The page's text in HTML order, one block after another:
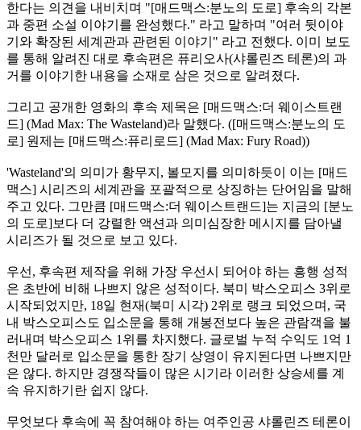
한다는 의견을 내비치며 "[매드맥스:분노의 도로] 후속의 각본
과 중편 소설 이야기를 완성했다." 라고 말하며 "여러 뒷이야
기와 확장된 세계관과 관련된 이야기" 라고 전했다. 이미 보도
를 통해 알려진 대로 후속편은 퓨리오사(샤롤린즈 테론)의 과
거를 이야기한 내용을 소재로 삼은 것으로 알려졌다.
그리고 공개한 영화의 후속 제목은 [매드맥스:더 웨이스트랜
드] (Mad Max: The Wasteland)라 말했다. ([매드맥스:분노의 도
로] 원제는 [매드맥스:퓨리로드] (Mad Max: Fury Road))
'Wasteland'의 의미가 황무지, 볼모지를 의미하듯이 이는 [매드
맥스] 시리즈의 세계관을 포괄적으로 상징하는 단어임을 말해
주고 있다. 그만큼 [매드맥스:더 웨이스트랜드]는 지금의 [분노
의 도로]보다 더 강렬한 액션과 의미심장한 메시지를 담아낼
시리즈가 될 것으로 보고 있다.
우선, 후속편 제작을 위해 가장 우선시 되어야 하는 흥행 성적
은 초반에 비해 나쁘지 않은 성적이다. 북미 박스오피스 3위로
시작되었지만, 18일 현재(북미 시각) 2위로 랭크 되었으며, 국
내 박스오피스도 입소문을 통해 개봉전보다 높은 관람객을 불
러내며 박스오피스 1위를 차지했다. 글로벌 누적 수익도 1억 1
천만 달러로 입소문을 통한 장기 상영이 유지된다면 나쁘지만
은 않다. 하지만 경쟁작들이 많은 시기라 이러한 상승세를 계
속 유지하기란 쉽지 않다.
무엇보다 후속에 꼭 참여해야 하는 여주인공 샤롤린즈 테론이